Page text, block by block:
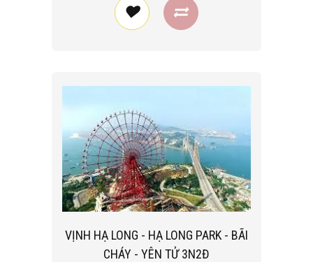
VỊNH HẠ LONG - HẠ LONG PARK - BÃI
CHÁY - YÊN TỬ 3N2Đ